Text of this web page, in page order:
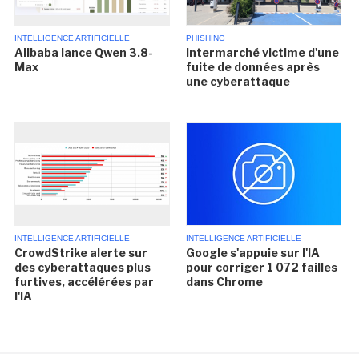
INTELLIGENCE ARTIFICIELLE
Alibaba lance Qwen 3.8-
Max
PHISHING
Intermarché victime d'une
fuite de données après
une cyberattaque
INTELLIGENCE ARTIFICIELLE
CrowdStrike alerte sur
des cyberattaques plus
furtives, accélérées par
l'IA
INTELLIGENCE ARTIFICIELLE
Google s'appuie sur l'IA
pour corriger 1 072 failles
dans Chrome